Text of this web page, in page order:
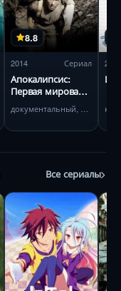
8.8
2014 Сериал
Апокалипсис:
Первая мировая
документальный, военный
2014
Все сериалы